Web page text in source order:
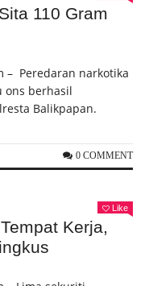
110 Gram
– Peredaran narkotika
ons berhasil
Balikpapan.
0 COMMENT
Like
Kerja,